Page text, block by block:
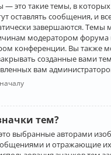
это такие темы, в
оставлять сообщения, и
завершаются. Темы
модератором форума
конференции. Вы также
созданные вами
вам
тем?
выбранные авторами
и отражающие